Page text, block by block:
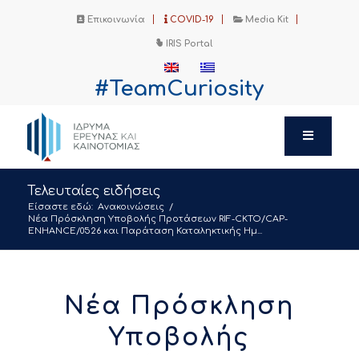
Επικοινωνία COVID-19 Media Kit
IRIS Portal
#TeamCuriosity
Τελευταίες ειδήσεις
Είσαστε εδώ: Ανακοινώσεις /
Νέα Πρόσκληση Υποβολής Προτάσεων RIF-CKTO/CAP-
ENHANCE/0526 και Παράταση Καταληκτικής Ημ...
Νέα Πρόσκληση
Υποβολής